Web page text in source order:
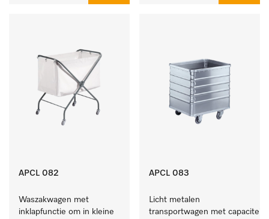
APCL 082
Waszakwagen met
inklapfunctie om in kleine
APCL 083
Licht metalen
transportwagen met capaciteit